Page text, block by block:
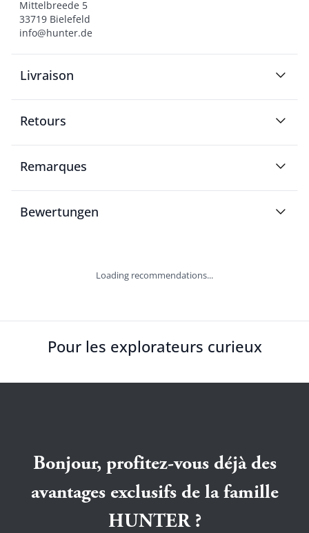
Mittelbreede 5
33719 Bielefeld
info@hunter.de
Livraison
Retours
Remarques
Bewertungen
Loading recommendations...
Pour les explorateurs curieux
Bonjour, profitez-vous déjà des
avantages exclusifs de la famille
HUNTER ?